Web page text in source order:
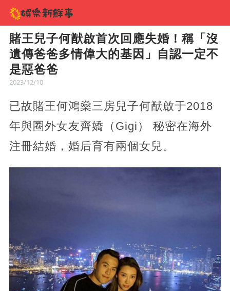
賭王兒子何猷啟首次回應失婚！稱「沒
遺傳爸爸多情偉大的基因」自認一定不
是惡爸爸
2023/12/10
已故賭王何鴻燊三房兒子何猷啟于2018
年與圈外女友齊嬌（Gigi） 秘密在海外
注冊結婚，婚后育有兩個女兒。